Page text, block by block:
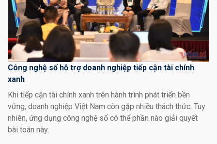
Công nghệ số hỗ trợ doanh nghiệp tiếp cận tài chính
xanh
Khi tiếp cận tài chính xanh trên hành trình phát triển bền
vững, doanh nghiệp Việt Nam còn gặp nhiều thách thức. Tuy
nhiên, ứng dụng công nghệ số có thể phần nào giải quyết
bài toán này.